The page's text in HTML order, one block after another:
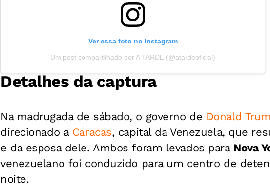
Ver essa foto no Instagram
Um post compartilhado por A TARDE (@atardeoficial)
Detalhes da captura
Na madrugada de sábado, o governo de Donald
direcionado a Caracas, capital da Venezuela, que
e da esposa dele. Ambos foram levados para Nova
venezuelano foi conduzido para um centro de
noite.